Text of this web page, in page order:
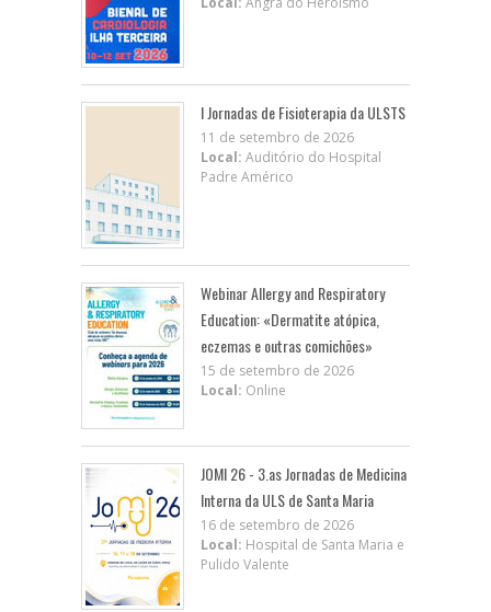
I Jornadas de Fisioterapia da ULSTS
11 de setembro de 2026
Local: Auditório do Hospital
Padre Américo
Webinar Allergy and Respiratory
Education: «Dermatite atópica,
eczemas e outras comichões»
15 de setembro de 2026
Local: Online
JOMI 26 - 3.as Jornadas de Medicina
Interna da ULS de Santa Maria
16 de setembro de 2026
Local: Hospital de Santa Maria e
Pulido Valente